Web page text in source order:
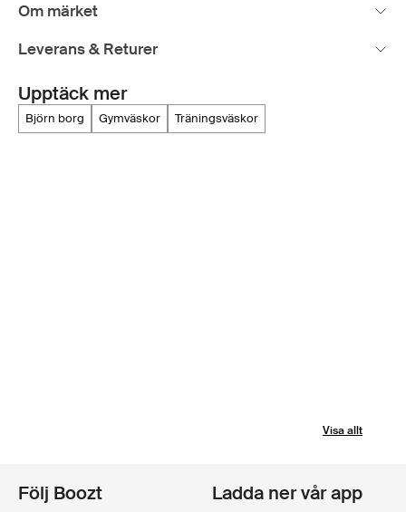
Om märket
Leverans & Returer
Upptäck mer
björn borg gymväskor träningsväskor
Visa allt
Följ Boozt Ladda ner vår app